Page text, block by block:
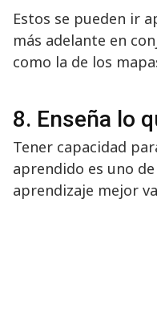
Estos se pueden ir
más adelante en
como la de los
8. Enseña lo
Tener capacidad
aprendido es uno
aprendizaje mejor